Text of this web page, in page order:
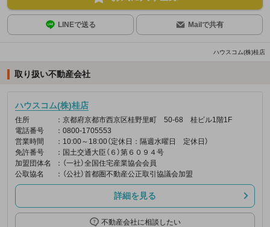
LINEで送る Mailで共有
ハウスコム(株)桂店
取り扱い不動産会社
ハウスコム(株)桂店
住所
：京都府京都市西京区桂野里町 50-68 桂ビル1階1F
電話番号
：0800-1705553
営業時間
：10:00～18:00（定休日：隔週水曜日 定休日）
免許番号
：国土交通大臣（６）第６０９４号
加盟団体名
：（一社）全国住宅産業協会会員
公取協名
：（公社）首都圏不動産公正取引協議会加盟
詳細を見る
不動産会社に相談したい